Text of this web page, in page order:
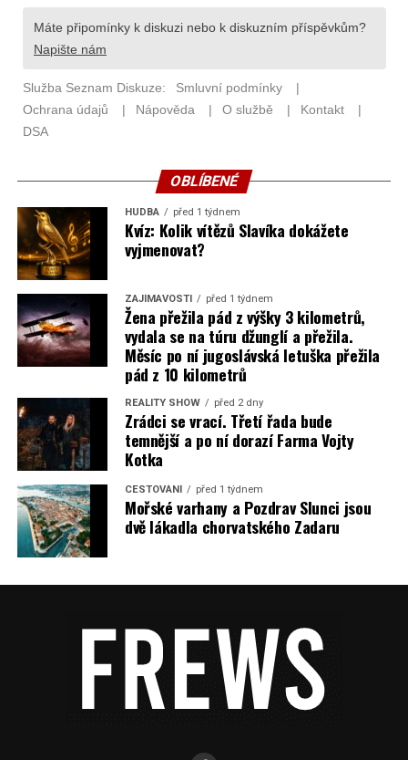
OBLÍBENÉ
HUDBA před 1 týdnem
Kvíz: Kolik vítězů Slavíka dokážete
vyjmenovat?
ZAJÍMAVOSTI před 1 týdnem
Žena přežila pád z výšky 3 kilometrů,
vydala se na túru džunglí a přežila.
Měsíc po ní jugoslávská letuška přežila
pád z 10 kilometrů
REALITY SHOW před 2 dny
Zrádci se vrací. Třetí řada bude
temnější a po ní dorazí Farma Vojty
Kotka
CESTOVÁNÍ před 1 týdnem
Mořské varhany a Pozdrav Slunci jsou
dvě lákadla chorvatského Zadaru